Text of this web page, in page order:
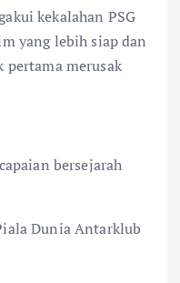
kekalahan PSG
yang lebih siap dan
pertama merusak
bersejarah
Dunia Antarklub